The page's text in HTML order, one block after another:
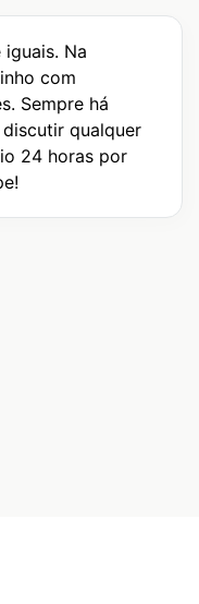
Na
com
Sempre há
qualquer
24 horas por